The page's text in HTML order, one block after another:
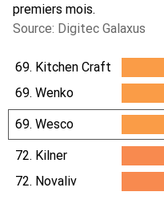
premiers mois.
Source: Digitec Galaxus
69. Kitchen Craft
69. Wenko
69. Wesco
72. Kilner
1.8%
72. Novaliv